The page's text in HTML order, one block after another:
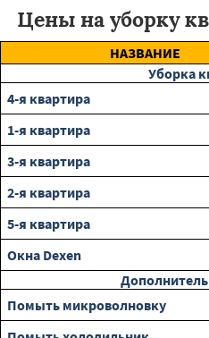
Цены на уборку
НАЗВАНИЕ
Уборка
4-я квартира
1-я квартира
3-я квартира
2-я квартира
5-я квартира
Окна Dexen
Помыть микроволновку